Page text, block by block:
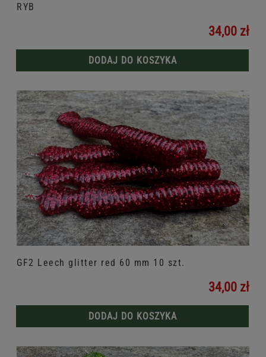
RYB
34,00 zł
DODAJ DO KOSZYKA
GF2 Leech glitter red 60 mm 10 szt.
34,00 zł
DODAJ DO KOSZYKA